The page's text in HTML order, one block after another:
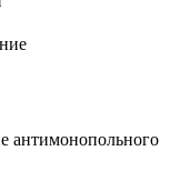
антимонопольного